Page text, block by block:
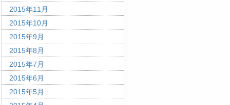
2015年11月
2015年10月
2015年9月
2015年8月
2015年7月
2015年6月
2015年5月